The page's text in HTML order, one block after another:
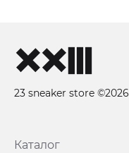
23 sneaker store ©2026
Каталог